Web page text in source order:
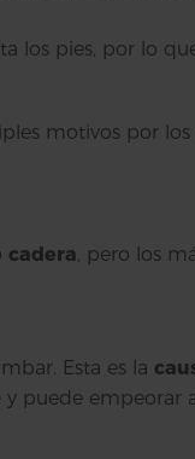
los pies, por lo
motivos por
cadera, pero los
Esta es la
puede empeorar